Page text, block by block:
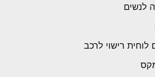
לנשים
לוחית רישוי לרכב